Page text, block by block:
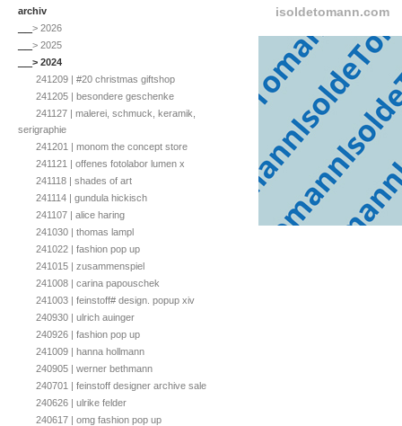
archiv
> 2026
> 2025
> 2024
241209 | #20 christmas giftshop
241205 | besondere geschenke
241127 | malerei, schmuck, keramik,
serigraphie
241201 | monom the concept store
241121 | offenes fotolabor lumen x
241118 | shades of art
241114 | gundula hickisch
241107 | alice haring
241030 | thomas lampl
241022 | fashion pop up
241015 | zusammenspiel
241008 | carina papouschek
241003 | feinstoff# design. popup xiv
240930 | ulrich auinger
240926 | fashion pop up
241009 | hanna hollmann
240905 | werner bethmann
240701 | feinstoff designer archive sale
240626 | ulrike felder
240617 | omg fashion pop up
isoldetomann.com